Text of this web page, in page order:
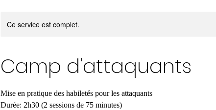
Ce service est complet.
Camp d'attaquants
Mise en pratique des habiletés pour les attaquants
Durée: 2h30 (2 sessions de 75 minutes)